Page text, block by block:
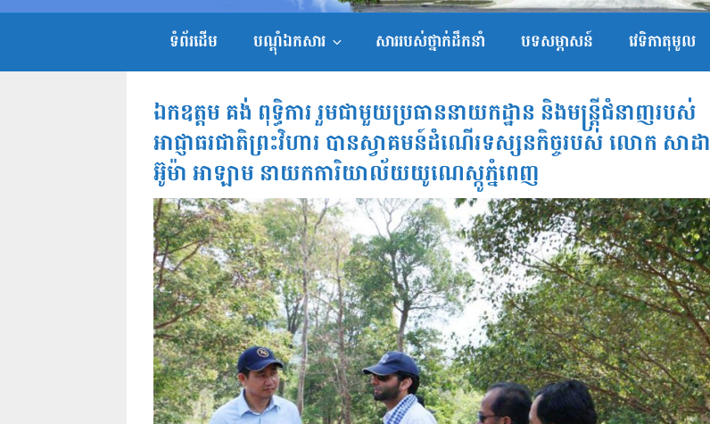
ទំព័រដើម បណ្តុំឯកសារ សាររបស់ថ្នាក់ដឹកនាំ បទសម្ភាសន៍ វេទិកាតុមូល
ឯកឧត្ដម គង់ ពុទ្ធិការ រួមជាមួយប្រធាននាយកដ្ឋាន និងមន្រ្ដីជំនាញរបស់
អាជ្ញាធរជាតិព្រះវិហារ បានស្វាគមន៍ដំណើរទស្សនកិច្ចរបស់ លោក សាដា
អ៊ូម៉ា អាឡាម នាយកការិយាល័យយូណេស្កូភ្នំពេញ